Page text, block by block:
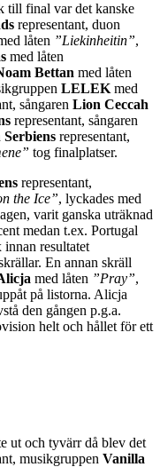
till final var det kanske
representant, duon
låten ”Liekinheitin”,
med låten
Bettan med låten
LELEK med
sångaren Lion Ceccah
representant, sångaren
Serbiens representant,
tog finalplatser.
representant,
the Ice”, lyckades med
varit ganska uträknad
medan t.ex. Portugal
innan resultatet
En annan skräll
med låten ”Pray”,
på listorna. Alicja
den gången p.g.a.
helt och hållet för ett
ut och tyvärr då blev det
musikgruppen Vanilla